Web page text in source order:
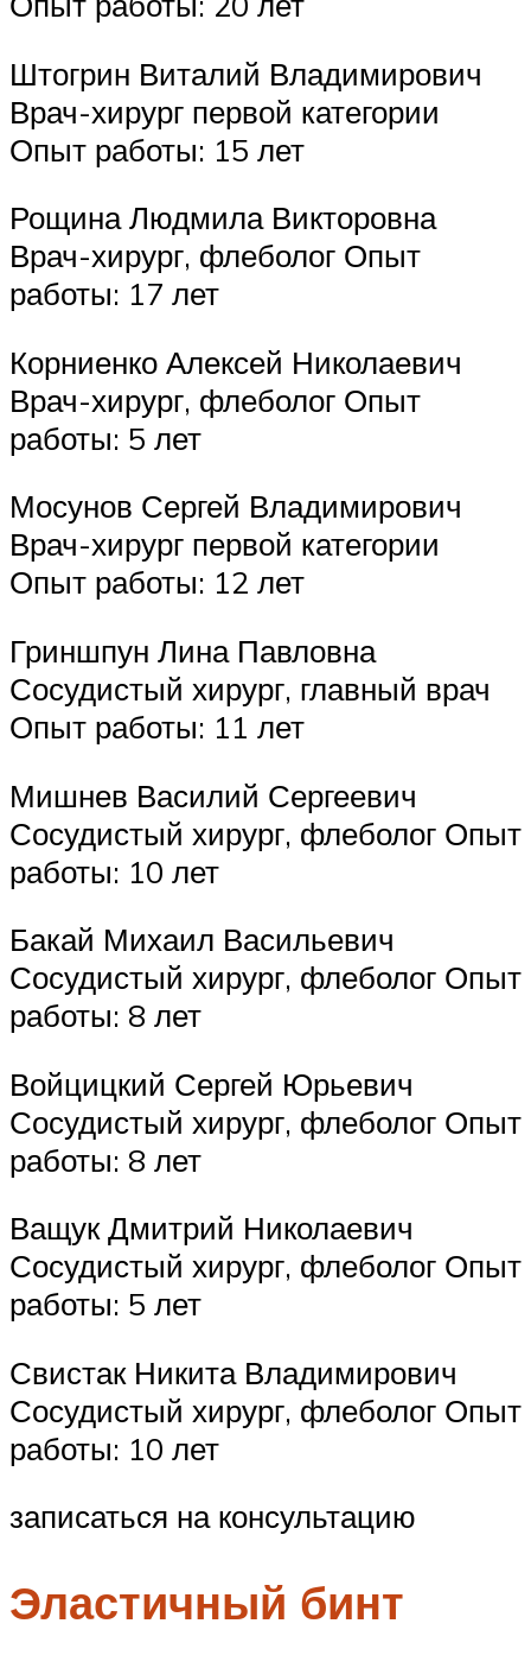
Штогрин Виталий Владимирович
Врач-хирург первой категории
Опыт работы: 15 лет
Рощина Людмила Викторовна
Врач-хирург, флеболог Опыт
работы: 17 лет
Корниенко Алексей Николаевич
Врач-хирург, флеболог Опыт
работы: 5 лет
Мосунов Сергей Владимирович
Врач-хирург первой категории
Опыт работы: 12 лет
Гриншпун Лина Павловна
Сосудистый хирург, главный врач
Опыт работы: 11 лет
Мишнев Василий Сергеевич
Сосудистый хирург, флеболог Опыт
работы: 10 лет
Бакай Михаил Васильевич
Сосудистый хирург, флеболог Опыт
работы: 8 лет
Войцицкий Сергей Юрьевич
Сосудистый хирург, флеболог Опыт
работы: 8 лет
Ващук Дмитрий Николаевич
Сосудистый хирург, флеболог Опыт
работы: 5 лет
Свистак Никита Владимирович
Сосудистый хирург, флеболог Опыт
работы: 10 лет
записаться на консультацию
Эластичный бинт